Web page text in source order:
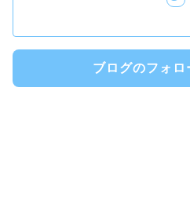
ブログのフォロ